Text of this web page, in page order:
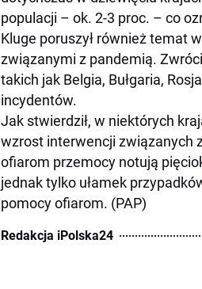
populacji – ok. 2-3 proc. – co
Kluge poruszył również temat
związanymi z pandemią.
takich jak Belgia, Bułgaria,
incydentów.
Jak stwierdził, w niektórych
wzrost interwencji związanych
ofiarom przemocy notują
jednak tylko ułamek
pomocy ofiarom. (PAP)
Redakcja iPolska24